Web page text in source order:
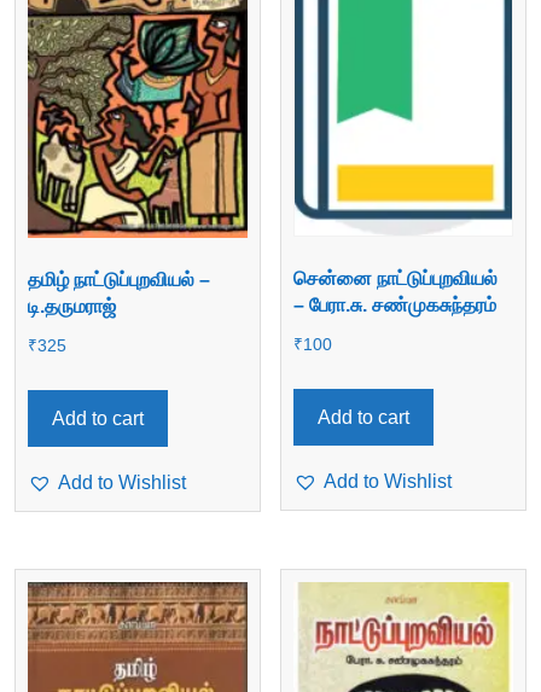
தமிழ் நாட்டுப்புறவியல் –
டி.தருமராஜ்
₹325
Add to cart
Add to Wishlist
சென்னை நாட்டுப்புறவியல்
– பேரா.சு. சண்முகசுந்தரம்
₹100
Add to cart
Add to Wishlist